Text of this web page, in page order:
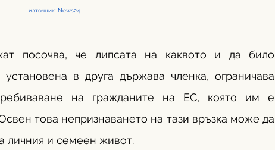
източник: News24
посочва, че липсата на каквото и да било
в друга държава членка, ограничава
на гражданите на ЕС, която им е
това непризнаването на тази връзка може да
личния и семеен живот.